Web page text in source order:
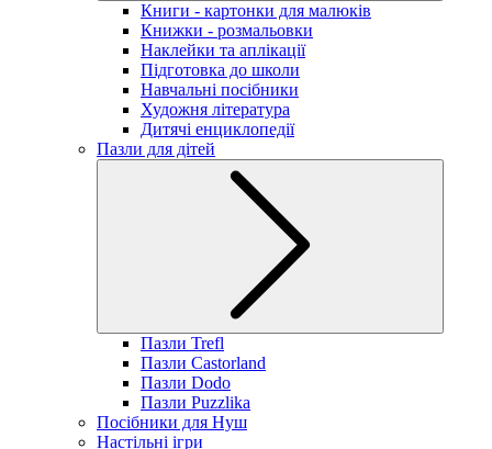
Книги - картонки для малюків
Книжки - розмальовки
Наклейки та аплікації
Підготовка до школи
Навчальні посібники
Художня література
Дитячі енциклопедії
Пазли для дітей
Пазли Trefl
Пазли Castorland
Пазли Dodo
Пазли Puzzlika
Посібники для Нуш
Настільні ігри